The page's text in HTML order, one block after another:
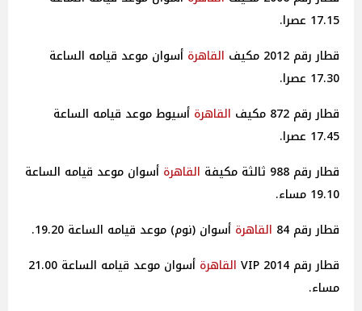
17.15 عصرا.
قطار رقم 2012 مكيف
القاهرة أسوان موعد قيامه الساعة
17.30 عصرا.
قطار رقم 872 مكيف
القاهرة أسيوط موعد قيامه الساعة
17.45 عصرا.
قطار رقم 988 ثالثة مكيفة
القاهرة أسوان موعد قيامه الساعة
19.10 مساء.
قطار رقم 84
القاهرة أسوان (نوم) موعد قيامه الساعة 19.20.
قطار رقم 2014 VIP
القاهرة
أسوان موعد قيامه الساعة 21.00
مساء.